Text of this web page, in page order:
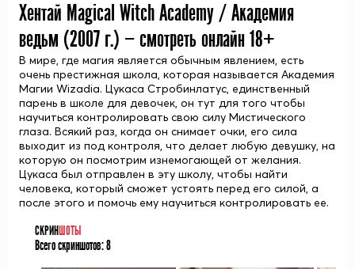
Хентай Magical Witch Academy / Академия
ведьм (2007 г.) — смотреть онлайн 18+
В мире, где магия является обычным явлением, есть
очень престижная школа, которая называется Академия
Магии Wizadia. Цукаса Стробинлатус, единственный
парень в школе для девочек, он тут для того чтобы
научиться контролировать свою силу Мистического
глаза. Всякий раз, когда он снимает очки, его сила
выходит из под контроля, что делает любую девушку, на
которую он посмотрим изнемогающей от желания.
Цукаса был отправлен в эту школу, чтобы найти
человека, который сможет устоять перед его силой, а
после этого и помочь ему научиться контролировать ее.
СКРИН ШОТЫ
Всего скриншотов:8